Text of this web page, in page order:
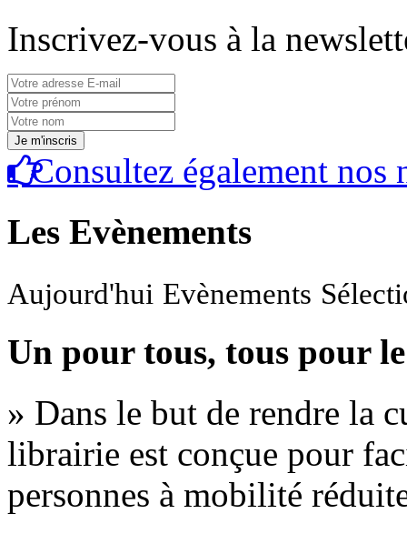
Inscrivez-vous à la
Consultez également nos
Les Evènements
Aujourd'hui Evènements
Un pour tous, tous pour
» Dans le but de rendre la
librairie est conçue pour
personnes à mobilité